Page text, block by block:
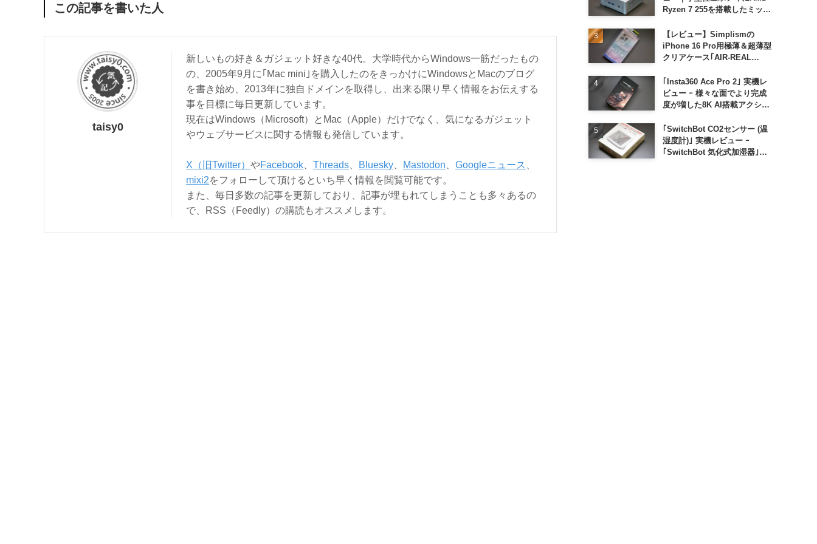
この記事を書いた人
taisy0
新しいもの好き＆ガジェット好きな40代。大学時代からWindows一筋だったもの
の、2005年9月に｢Mac mini｣を購入したのをきっかけにWindowsとMacのブログ
を書き始め、2013年に独自ドメインを取得し、出来る限り早く情報をお伝えする
事を目標に毎日更新しています。
現在はWindows（Microsoft）とMac（Apple）だけでなく、気になるガジェット
やウェブサービスに関する情報も発信しています。
X（旧Twitter） やFacebook Threads Bluesky Mastodon Googleニュース
mixi2をフォローして頂けるといち早く情報を閲覧可能です。
また、毎日多数の記事を更新しており、記事が埋もれてしまうことも多々あるの
で、RSS（Feedly）の購読もオススメします。
Ryzen 7 255を搭載したミッド
【レビュー】Simplismの
iPhone 16 Pro用極薄＆超薄型
クリアケース｢AIR-REAL
｢Insta360 Ace Pro 2｣ 実機レ
ビュー ｰ 様々な面でより完成
度が増した8K AI搭載アクショ
｢SwitchBot CO2センサー (温
湿度計)｣ 実機レビュー ｰ
｢SwitchBot 気化式加湿器｣と